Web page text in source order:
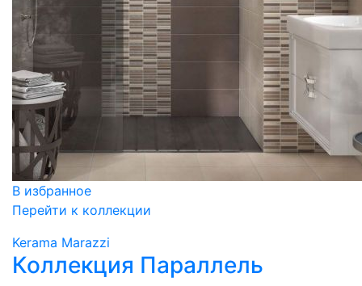
В избранное
Перейти к коллекции
Kerama Marazzi
Коллекция Параллель